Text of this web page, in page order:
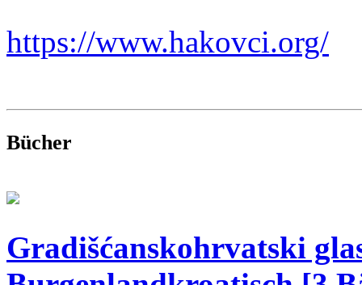
https://www.hakovci.org/
Bücher
Gradišćanskohrvatski